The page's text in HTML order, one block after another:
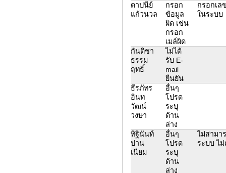
ดาปนีย์
แก้วนวล
กรอก
ข้อมูล
ผิด เช่น
กรอก
เมล์ผิด
กรอกเล
ในระบบ
กันติชา
ธรรม
ฤทธิ์
ไม่ได้
รับ E-
mail
ยืนยัน
ธีรภัทร
อินท
วัฒน์
วงษา
อื่นๆ
โปรด
ระบุ
ด้าน
ล่าง
ทิฐินันท์
ปาน
เนียม
อื่นๆ
โปรด
ระบุ
ด้าน
ล่าง
ไม่สามา
ระบบ ไ